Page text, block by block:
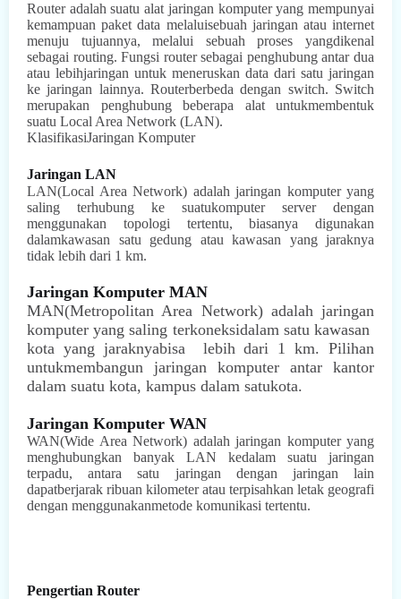
Router adalah suatu alat jaringan komputer yang mempunyai
kemampuan paket data melaluisebuah jaringan atau internet
menuju tujuannya, melalui sebuah proses yangdikenal
sebagai routing. Fungsi router sebagai penghubung antar dua
atau lebihjaringan untuk meneruskan data dari satu jaringan
ke jaringan lainnya. Routerberbeda dengan switch. Switch
merupakan penghubung beberapa alat untukmembentuk
suatu Local Area Network (LAN).
KlasifikasiJaringan Komputer
Jaringan LAN
LAN(Local Area Network) adalah jaringan komputer yang
saling terhubung ke suatukomputer server dengan
menggunakan topologi tertentu, biasanya digunakan
dalamkawasan satu gedung atau kawasan yang jaraknya
tidak lebih dari 1 km.
Jaringan Komputer MAN
MAN(Metropolitan Area Network) adalah jaringan
komputer yang saling terkoneksidalam satu kawasan
kota yang jaraknyabisa
lebih dari 1 km. Pilihan
untukmembangun jaringan komputer antar kantor
dalam suatu kota, kampus dalam satukota.
Jaringan Komputer WAN
WAN(Wide Area Network) adalah jaringan komputer yang
menghubungkan banyak LAN kedalam suatu jaringan
terpadu, antara satu jaringan dengan jaringan lain
dapatberjarak ribuan kilometer atau terpisahkan letak geografi
dengan menggunakanmetode komunikasi tertentu.
Pengertian Router